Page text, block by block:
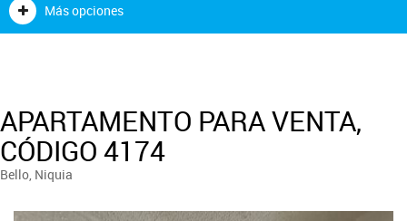
Más opciones
APARTAMENTO PARA VENTA,
CÓDIGO 4174
Bello, Niquia